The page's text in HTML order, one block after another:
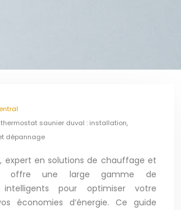
thermostat saunier duval : installation,
dépannage
expert en solutions de chauffage et
offre une large gamme de
intelligents pour optimiser votre
économies d’énergie. Ce guide